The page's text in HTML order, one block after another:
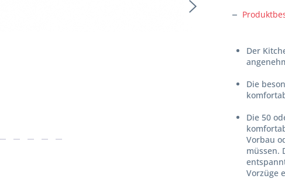
Der
Die
Die 50
Vorbau
müssen.
Vorzüge